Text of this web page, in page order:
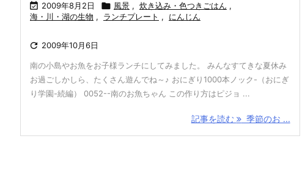
 2009年8月2日  風景 , 炊き込み・色つきごはん ,
海・川・湖の生物 , ランチプレート , にんじん
 2009年10月6日
南の小島やお魚をお子様ランチにしてみました。 みんなすてきな夏休み
お過ごしかしら、たくさん遊んでね～♪ おにぎり1000本ノック-（おにぎ
り学園-続編） 0052--南のお魚ちゃん この作り方はピジョ ...
記事を読む 季節のお ...